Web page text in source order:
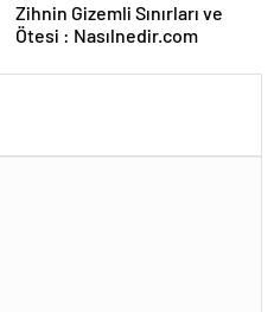
Zihnin Gizemli Sınırları ve
Ötesi : Nasılnedir.com